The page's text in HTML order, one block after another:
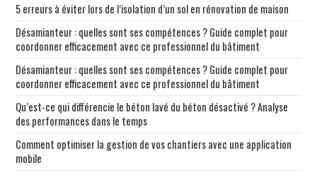
5 erreurs à éviter lors de l’isolation d’un sol en rénovation de maison
Désamianteur : quelles sont ses compétences ? Guide complet pour
coordonner efficacement avec ce professionnel du bâtiment
Désamianteur : quelles sont ses compétences ? Guide complet pour
coordonner efficacement avec ce professionnel du bâtiment
Qu’est-ce qui différencie le béton lavé du béton désactivé ? Analyse
des performances dans le temps
Comment optimiser la gestion de vos chantiers avec une application
mobile